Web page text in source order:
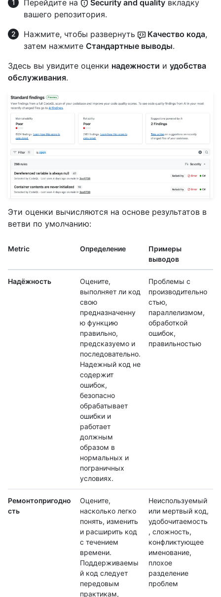
Перейдите на Security and quality вкладку
вашего репозитория.
Нажмите, чтобы развернуть
Качество кода,
затем нажмите Стандартные выводы.
Здесь вы увидите оценки надежности и удобства
обслуживания.
Эти оценки вычисляются на основе результатов в
ветви по умолчанию:
Metric Определение
Примеры
выводов
Надёжность
Оцените,
выполняет ли код
свою
предназначенну
ю функцию
правильно,
предсказуемо и
последовательно.
Надежный код не
содержит
ошибок,
безопасно
обрабатывает
ошибки и
работает
должным
образом в
нормальных и
пограничных
условиях.
Проблемы с
производительно
стью,
параллелизмом,
обработкой
ошибок,
правильностью
Ремонтопригодно
сть
Оцените,
насколько легко
понять, изменить
и расширить код
с течением
времени.
Поддерживаемы
й код следует
передовым
практикам,
Неиспользуемый
или мертвый код,
удобочитаемость
, сложность,
конфликтующее
именование,
плохое
разделение
проблем